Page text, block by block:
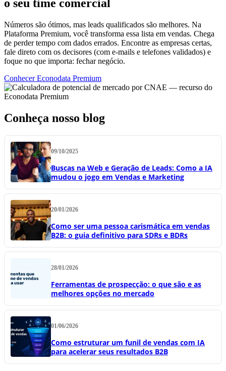
o seu time comercial
Números são ótimos, mas leads qualificados são melhores. Na
Plataforma Premium, você transforma essa lista em vendas. Chega
de perder tempo com dados errados. Encontre as empresas certas,
fale direto com os decisores (com e-mails e telefones validados) e
foque no que importa: fechar negócio.
Conhecer Econodata Premium
Conheça nosso blog
09/10/2025
Buscas na Web e Geração de Leads: Como a IA
mudou o jogo em Vendas e Marketing
20/01/2026
Como ser uma pessoa carismática em vendas
B2B: o guia definitivo para SDRs e BDRs
28/01/2026
Ferramentas de prospecção: o que são e as
melhores opções no mercado
01/06/2026
Como estruturar um funil de vendas com IA
para acelerar seus resultados B2B